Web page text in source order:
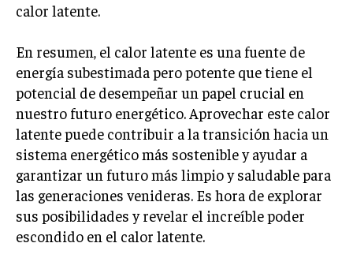
calor latente.
En resumen, el calor latente es una fuente de
energía subestimada pero potente que tiene el
potencial de desempeñar un papel crucial en
nuestro futuro energético. Aprovechar este calor
latente puede contribuir a la transición hacia un
sistema energético más sostenible y ayudar a
garantizar un futuro más limpio y saludable para
las generaciones venideras. Es hora de explorar
sus posibilidades y revelar el increíble poder
escondido en el calor latente.